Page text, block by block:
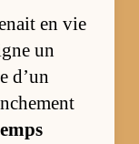
en vie
un
d’un